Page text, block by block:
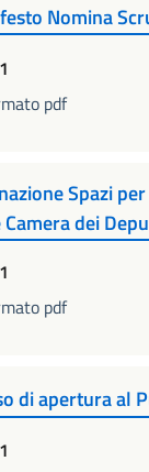
Nomina
pdf
Spazi
Camera dei
pdf
di apertura al